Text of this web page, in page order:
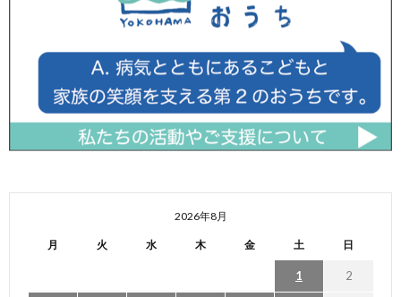
2026年8月
月 火 水 木 金 土 日
1 2